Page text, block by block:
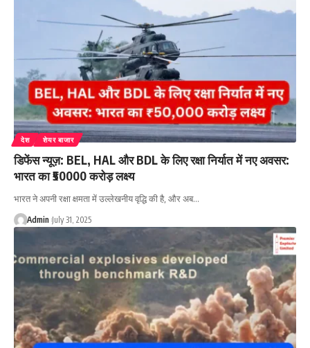
देश शेयर बाजार
डिफेंस न्यूज़: BEL, HAL और BDL के लिए रक्षा निर्यात में नए अवसर:
भारत का ₹50000 करोड़ लक्ष्य
भारत ने अपनी रक्षा क्षमता में उल्लेखनीय वृद्धि की है, और अब…
Admin July 31, 2025